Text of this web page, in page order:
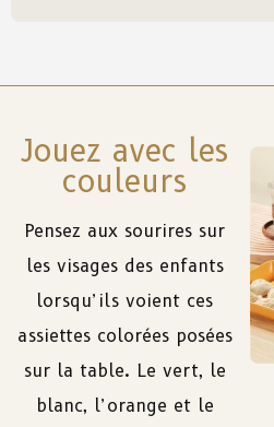
Jouez avec les
couleurs
Pensez aux sourires sur
les visages des enfants
lorsqu’ils voient ces
assiettes colorées posées
sur la table. Le vert, le
blanc, l’orange et le